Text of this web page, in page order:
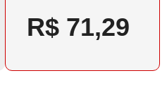
R$ 71,29